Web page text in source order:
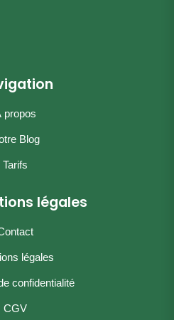
propos
Blog
Tarifs
légales
légales
confidentialité
CGV